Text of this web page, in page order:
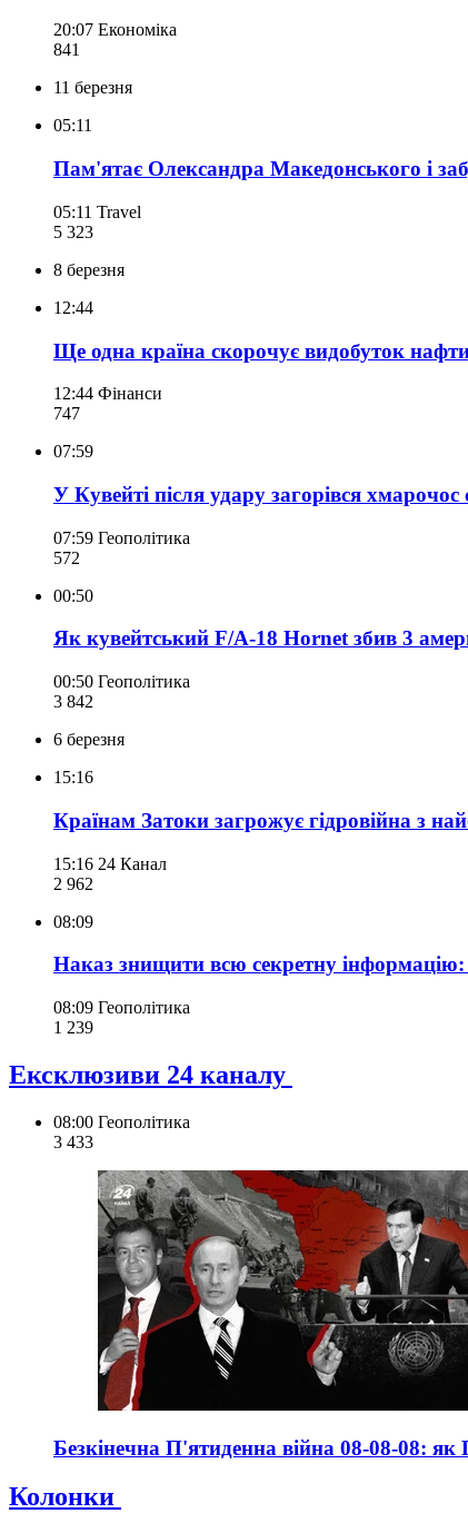
20:07 Економіка
841
11 березня
05:11
Пам'ятає Олександра Македонського і
05:11 Travel
5 323
8 березня
12:44
Ще одна країна скорочує видобуток
12:44 Фінанси
747
07:59
У Кувейті після удару загорівся
07:59 Геополітика
572
00:50
Як кувейтський F/A-18 Hornet збив 3
00:50 Геополітика
3 842
6 березня
15:16
Країнам Затоки загрожує гідровійна з
15:16 24 Канал
2 962
08:09
Наказ знищити всю секретну
08:09 Геополітика
1 239
Ексклюзиви 24 каналу
08:00 Геополітика
3 433
Безкінечна П'ятиденна війна 08-08-08:
Колонки